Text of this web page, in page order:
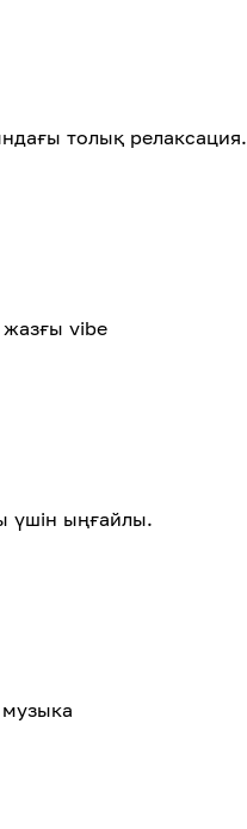
толық релаксация.
жазғы vibe
үшін ыңғайлы.
музыка